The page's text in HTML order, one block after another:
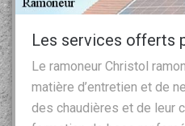
Les services offerts
Le ramoneur Christol
matière d’entretien et de
des chaudières et de leur